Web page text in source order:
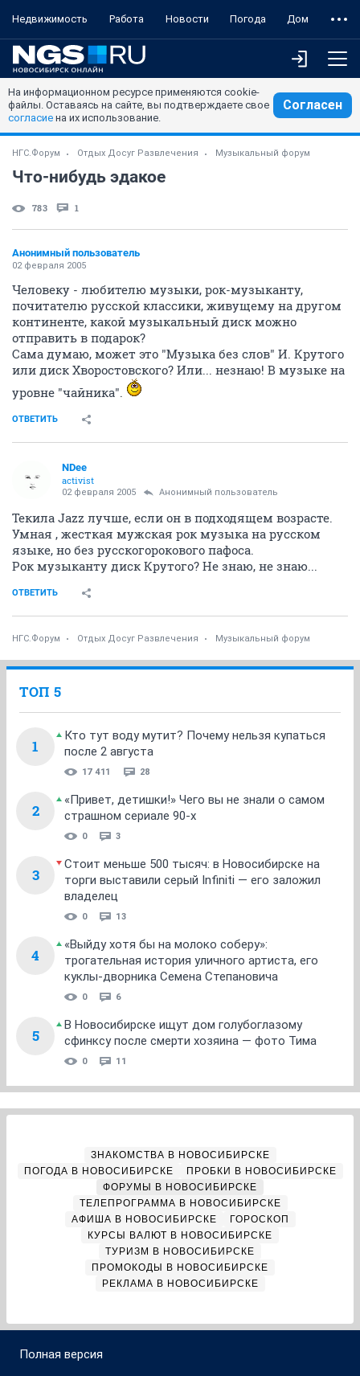
Недвижимость Работа Новости Погода Дом
На информационном ресурсе применяются cookie-
файлы. Оставаясь на сайте, вы подтверждаете свое
согласие на их использование.
Согласен
НГС.Форум Отдых Досуг Развлечения Музыкальный форум
Что-нибудь эдакое
783 1
Анонимный пользователь
02 февраля 2005
Человеку - любителю музыки, рок-музыканту,
почитателю русской классики, живущему на другом
континенте, какой музыкальный диск можно
отправить в подарок?
Сама думаю, может это "Музыка без слов" И. Крутого
или диск Хворостовского? Или... незнаю! В музыке на
уровне "чайника".
ОТВЕТИТЬ
NDee
activist
02 февраля 2005 Анонимный пользователь
Текила Jazz лучше, если он в подходящем возрасте.
Умная , жесткая мужская рок музыка на русском
языке, но без русскогорокового пафоса.
Рок музыканту диск Крутого? Не знаю, не знаю...
ОТВЕТИТЬ
НГС.Форум Отдых Досуг Развлечения Музыкальный форум
ТОП 5
1
Кто тут воду мутит? Почему нельзя купаться
после 2 августа
17 411 28
2
«Привет, детишки!» Чего вы не знали о самом
страшном сериале 90-х
0 3
3
Стоит меньше 500 тысяч: в Новосибирске на
торги выставили серый Infiniti — его заложил
владелец
0 13
4
«Выйду хотя бы на молоко соберу»:
трогательная история уличного артиста, его
куклы-дворника Семена Степановича
0 6
5
В Новосибирске ищут дом голубоглазому
сфинксу после смерти хозяина — фото Тима
0 11
ЗНАКОМСТВА В НОВОСИБИРСКЕ
ПОГОДА В НОВОСИБИРСКЕ
ПРОБКИ В НОВОСИБИРСКЕ
ФОРУМЫ В НОВОСИБИРСКЕ
ТЕЛЕПРОГРАММА В НОВОСИБИРСКЕ
АФИША В НОВОСИБИРСКЕ
ГОРОСКОП
КУРСЫ ВАЛЮТ В НОВОСИБИРСКЕ
ТУРИЗМ В НОВОСИБИРСКЕ
ПРОМОКОДЫ В НОВОСИБИРСКЕ
РЕКЛАМА В НОВОСИБИРСКЕ
Полная версия